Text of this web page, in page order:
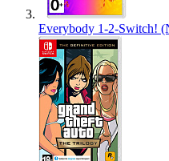
Everybody 1-2-Switch!